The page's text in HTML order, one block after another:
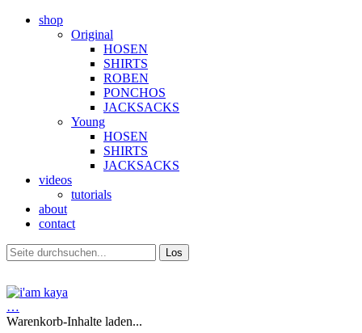
shop
Original
HOSEN
SHIRTS
ROBEN
PONCHOS
JACKSACKS
Young
HOSEN
SHIRTS
JACKSACKS
videos
tutorials
about
contact
…
Warenkorb-Inhalte laden...